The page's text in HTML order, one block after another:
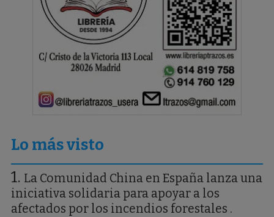
Lo más visto
La Comunidad China en España lanza una
iniciativa solidaria para apoyar a los
afectados por los incendios forestales .